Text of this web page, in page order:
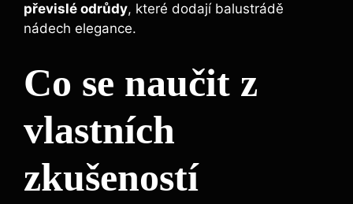
převislé odrůdy, které dodají balustrádě
nádech elegance.
Co se naučit z
vlastních
zkušeností